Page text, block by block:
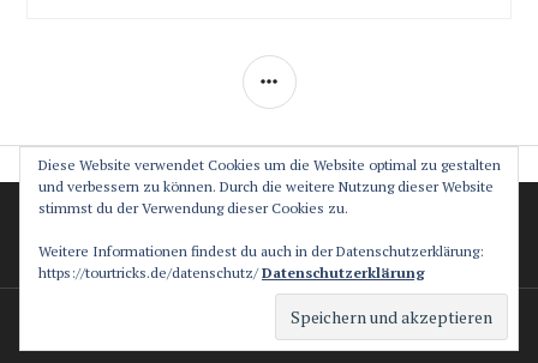
SEITENLEISTE
Datenschutz
Impressum
Stolz präsentiert von WordPress
Theme: Canard von
Automattic.
Diese Website verwendet Cookies um die Website optimal zu gestalten
und verbessern zu können. Durch die weitere Nutzung dieser Website
stimmst du der Verwendung dieser Cookies zu.
Weitere Informationen findest du auch in der Datenschutzerklärung:
https://tourtricks.de/datenschutz/Datenschutzerklärung